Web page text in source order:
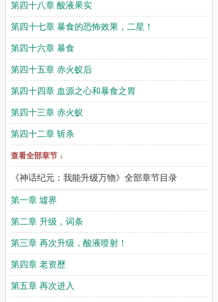
第四十八章 酸液果实
第四十七章 暴食的恐怖效果，二星！
第四十六章 暴食
第四十五章 赤火蚁后
第四十四章 血源之心和暴食之胃
第四十三章 赤火蚁
第四十二章 斩杀
查看全部章节 ↓
《神话纪元：我能升级万物》全部章节目录
第一章 墟界
第二章 升级，词条
第三章 再次升级，酸液喷射！
第四章 老资歷
第五章 再次进入